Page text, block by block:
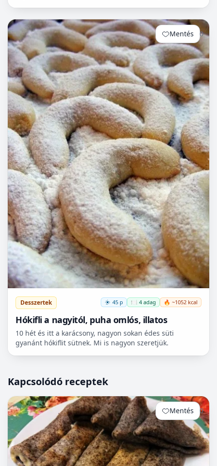
Mentés 0
Desszertek 45 p 🍽️ 4 adag 🔥 ~1052 kcal
Hókifli a nagyitól, puha omlós, illatos
10 hét és itt a karácsony, nagyon sokan édes süti
gyanánt hókiflit sütnek. Mi is nagyon szeretjük.
Kapcsolódó receptek
Mentés 0